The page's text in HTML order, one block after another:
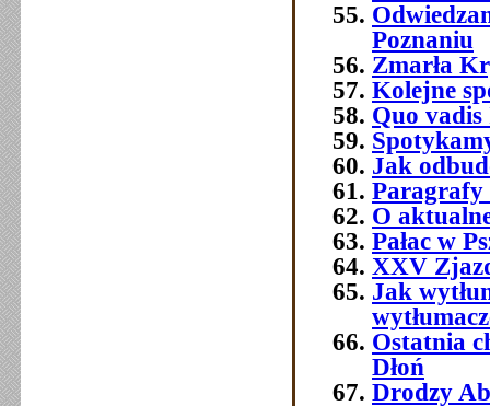
Poznaniu
Zmarła
Kolejne
Quo vadis
Jak
Paragrafy
O
Pałac w
XXV
Jak
Ostatnia
Dłoń
Drodzy